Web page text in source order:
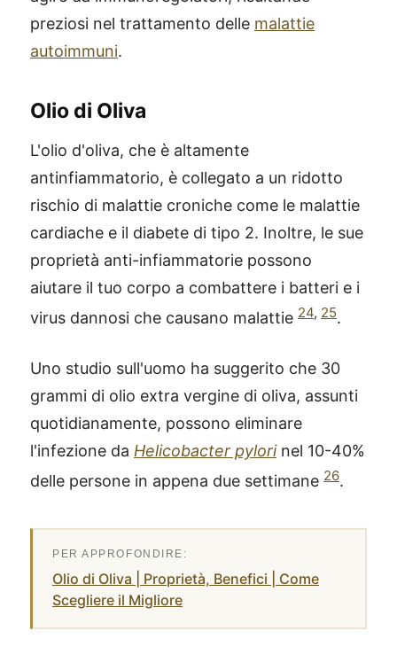
preziosi nel trattamento delle malattie
autoimmuni.
Olio di Oliva
L'olio d'oliva, che è altamente
antinfiammatorio, è collegato a un ridotto
rischio di malattie croniche come le malattie
cardiache e il diabete di tipo 2. Inoltre, le sue
proprietà anti-infiammatorie possono
aiutare il tuo corpo a combattere i batteri e i
virus dannosi che causano malattie 24, 25.
Uno studio sull'uomo ha suggerito che 30
grammi di olio extra vergine di oliva, assunti
quotidianamente, possono eliminare
l'infezione da Helicobacter pylorinel 10-40%
delle persone in appena due settimane 26.
Olio di Oliva | Proprietà, Benefici | Come
Scegliere il Migliore